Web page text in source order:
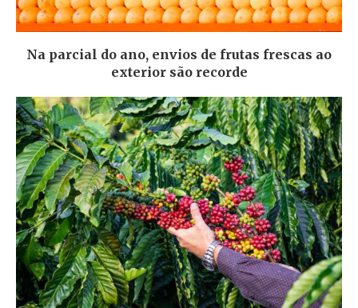
Na parcial do ano, envios de frutas frescas ao
exterior são recorde